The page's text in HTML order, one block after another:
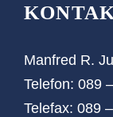
Manfred R.
Telefon: 089
Telefax: 089